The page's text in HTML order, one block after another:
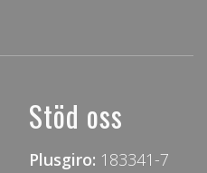
Stöd oss
Plusgiro: 183341-7